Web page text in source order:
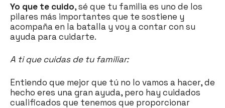
Yo que te cuido, sé que tu familia es uno de los
pilares más importantes que te sostiene y
acompaña en la batalla y voy a contar con su
ayuda para cuidarte.
A ti que cuidas de tu familiar:
Entiendo que mejor que tú no lo vamos a hacer, de
hecho eres una gran ayuda, pero hay cuidados
cualificados que tenemos que proporcionar